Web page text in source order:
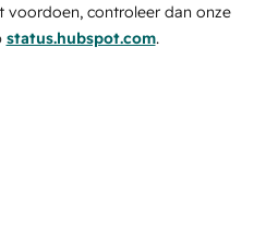
voordoen, controleer dan onze
status.hubspot.com.